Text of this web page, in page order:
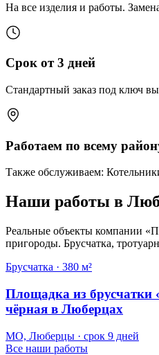
На все изделия и работы.
Срок от 3 дней
Стандартный заказ под ключ
Работаем по всему
Также обслуживаем:
Наши работы в
Реальные объекты компании
пригороды. Брусчатка,
Брусчатка · 380 м²
Площадка из брусчатки
чёрная в Люберцах
МО, Люберцы · срок 9 дней
Все наши работы